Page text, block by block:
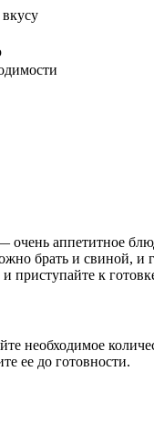
аппетитное
брать и свиной,
приступайте к
необходимое
ее до готовности.